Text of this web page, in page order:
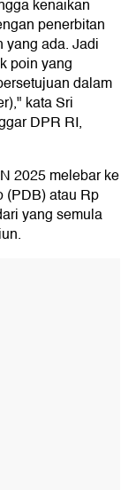
kenaikan
penerbitan
yang ada. Jadi
poin yang
dalam
kata Sri
DPR RI,
2025 melebar ke
(PDB) atau Rp
yang semula